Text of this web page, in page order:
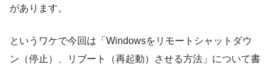
があります。
というワケで今回は「Windowsをリモートシャットダウ
ン（停止）、リブート（再起動）させる方法」について書